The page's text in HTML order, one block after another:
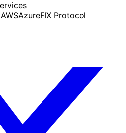
AWSAzureFIX Protocol